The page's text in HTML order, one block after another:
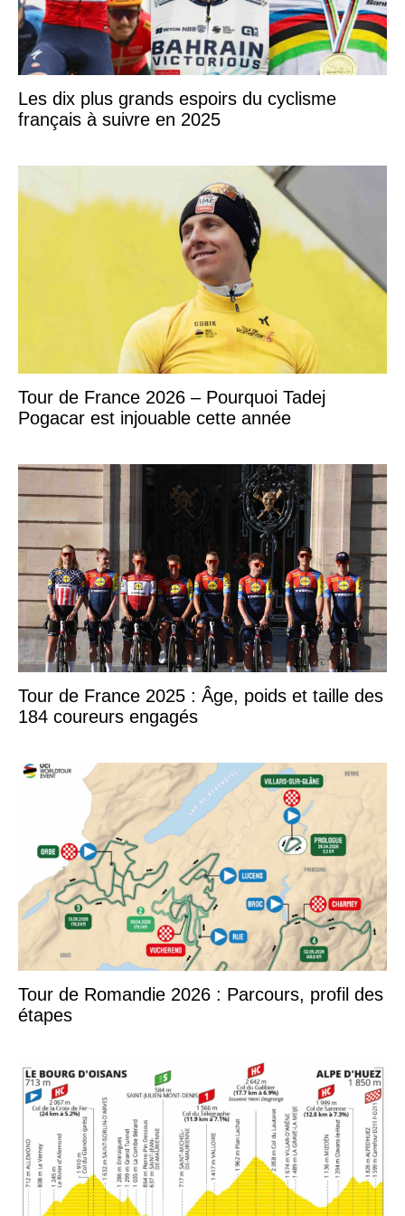
Les dix plus grands espoirs du cyclisme
français à suivre en 2025
Tour de France 2026 – Pourquoi Tadej
Pogacar est injouable cette année
Tour de France 2025 : Âge, poids et taille des
184 coureurs engagés
Tour de Romandie 2026 : Parcours, profil des
étapes